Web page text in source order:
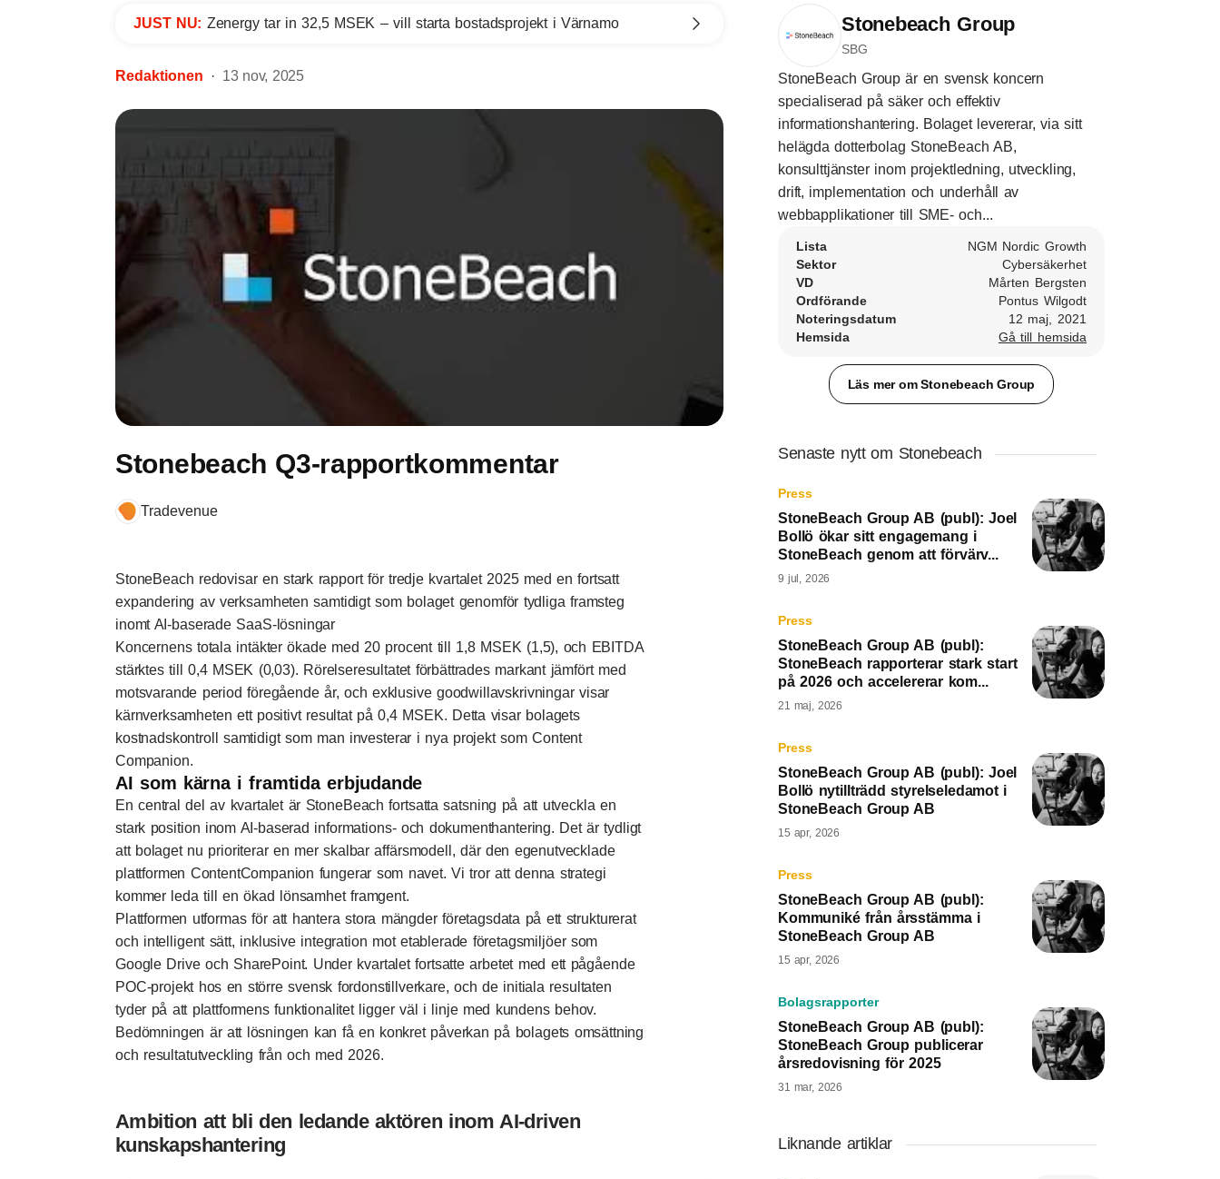
JUST NU: Zenergy tar in 32,5 MSEK – vill starta bostadsprojekt i Värnamo
Redaktionen 13 nov, 2025
Stonebeach Q3-rapportkommentar
Tradevenue
StoneBeach redovisar en stark rapport för tredje kvartalet 2025 med en fortsatt
expandering av verksamheten samtidigt som bolaget genomför tydliga framsteg
inomt AI-baserade SaaS-lösningar
Koncernens totala intäkter ökade med 20 procent till 1,8 MSEK (1,5), och EBITDA
stärktes till 0,4 MSEK (0,03). Rörelseresultatet förbättrades markant jämfört med
motsvarande period föregående år, och exklusive goodwillavskrivningar visar
kärnverksamheten ett positivt resultat på 0,4 MSEK. Detta visar bolagets
kostnadskontroll samtidigt som man investerar i nya projekt som Content
Companion.
AI som kärna i framtida erbjudande
En central del av kvartalet är StoneBeach fortsatta satsning på att utveckla en
stark position inom AI-baserad informations- och dokumenthantering. Det är tydligt
att bolaget nu prioriterar en mer skalbar affärsmodell, där den egenutvecklade
plattformen ContentCompanion fungerar som navet. Vi tror att denna strategi
kommer leda till en ökad lönsamhet framgent.
Plattformen utformas för att hantera stora mängder företagsdata på ett strukturerat
och intelligent sätt, inklusive integration mot etablerade företagsmiljöer som
Google Drive och SharePoint. Under kvartalet fortsatte arbetet med ett pågående
POC-projekt hos en större svensk fordonstillverkare, och de initiala resultaten
tyder på att plattformens funktionalitet ligger väl i linje med kundens behov.
Bedömningen är att lösningen kan få en konkret påverkan på bolagets omsättning
och resultatutveckling från och med 2026.
Ambition att bli den ledande aktören inom AI-driven
kunskapshantering
Stonebeach Group
SBG
StoneBeach Group är en svensk koncern
specialiserad på säker och effektiv
informationshantering. Bolaget levererar, via sitt
helägda dotterbolag StoneBeach AB,
konsulttjänster inom projektledning, utveckling,
drift, implementation och underhåll av
webbapplikationer till SME- och...
Lista
NGM Nordic Growth
Sektor
Cybersäkerhet
VD
Mårten Bergsten
Ordförande
Pontus Wilgodt
Noteringsdatum
12 maj, 2021
Hemsida
Gå till hemsida
Läs mer om Stonebeach Group
Senaste nytt om Stonebeach
Press
StoneBeach Group AB (publ): Joel
Bollö ökar sitt engagemang i
StoneBeach genom att förvärv...
9 jul, 2026
Press
StoneBeach Group AB (publ):
StoneBeach rapporterar stark start
på 2026 och accelererar kom...
21 maj, 2026
Press
StoneBeach Group AB (publ): Joel
Bollö nytillträdd styrelseledamot i
StoneBeach Group AB
15 apr, 2026
Press
StoneBeach Group AB (publ):
Kommuniké från årsstämma i
StoneBeach Group AB
15 apr, 2026
Bolagsrapporter
StoneBeach Group AB (publ):
StoneBeach Group publicerar
årsredovisning för 2025
31 mar, 2026
Liknande artiklar